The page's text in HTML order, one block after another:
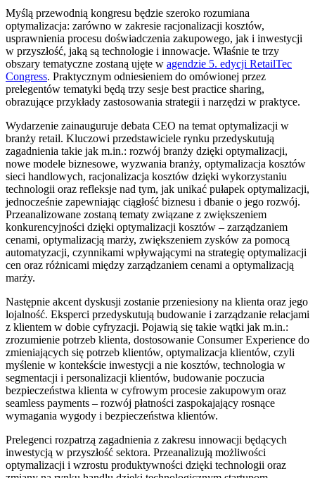
Myślą przewodnią kongresu będzie szeroko rozumiana
optymalizacja: zarówno w zakresie racjonalizacji kosztów,
usprawnienia procesu doświadczenia zakupowego, jak i inwestycji
w przyszłość, jaką są technologie i innowacje. Właśnie te trzy
obszary tematyczne zostaną ujęte w agendzie 5. edycji RetailTec
Congress. Praktycznym odniesieniem do omówionej przez
prelegentów tematyki będą trzy sesje best practice sharing,
obrazujące przykłady zastosowania strategii i narzędzi w praktyce.
Wydarzenie zainauguruje debata CEO na temat optymalizacji w
branży retail. Kluczowi przedstawiciele rynku przedyskutują
zagadnienia takie jak m.in.: rozwój branży dzięki optymalizacji,
nowe modele biznesowe, wyzwania branży, optymalizacja kosztów
sieci handlowych, racjonalizacja kosztów dzięki wykorzystaniu
technologii oraz refleksje nad tym, jak unikać pułapek optymalizacji,
jednocześnie zapewniając ciągłość biznesu i dbanie o jego rozwój.
Przeanalizowane zostaną tematy związane z zwiększeniem
konkurencyjności dzięki optymalizacji kosztów – zarządzaniem
cenami, optymalizacją marży, zwiększeniem zysków za pomocą
automatyzacji, czynnikami wpływającymi na strategię optymalizacji
cen oraz różnicami między zarządzaniem cenami a optymalizacją
marży.
Następnie akcent dyskusji zostanie przeniesiony na klienta oraz jego
lojalność. Eksperci przedyskutują budowanie i zarządzanie relacjami
z klientem w dobie cyfryzacji. Pojawią się takie wątki jak m.in.:
zrozumienie potrzeb klienta, dostosowanie Consumer Experience do
zmieniających się potrzeb klientów, optymalizacja klientów, czyli
myślenie w kontekście inwestycji a nie kosztów, technologia w
segmentacji i personalizacji klientów, budowanie poczucia
bezpieczeństwa klienta w cyfrowym procesie zakupowym oraz
seamless payments – rozwój płatności zaspokajający rosnące
wymagania wygody i bezpieczeństwa klientów.
Prelegenci rozpatrzą zagadnienia z zakresu innowacji będących
inwestycją w przyszłość sektora. Przeanalizują możliwości
optymalizacji i wzrostu produktywności dzięki technologii oraz